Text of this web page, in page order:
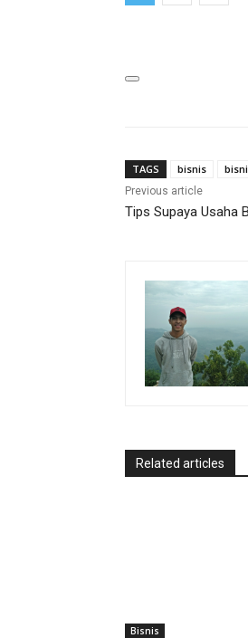
TAGS bisnis
Previous article
Tips Supaya Usaha
Related articles
Bisnis